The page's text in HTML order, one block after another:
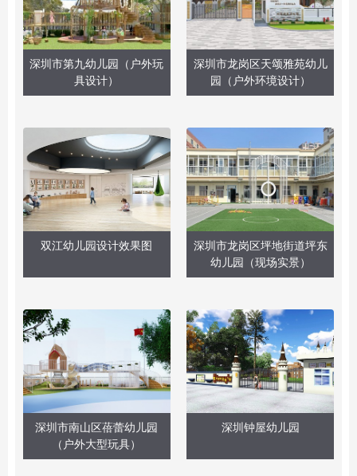
深圳市第九幼儿园（户外玩
具设计）
深圳市龙岗区天颂雅苑幼儿
园（户外环境设计）
双江幼儿园设计效果图
深圳市龙岗区坪地街道坪东
幼儿园（现场实景）
深圳市南山区蓓蕾幼儿园
（户外大型玩具）
深圳钟屋幼儿园